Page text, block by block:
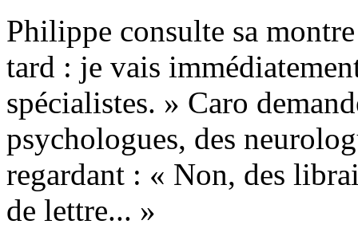
Philippe consulte sa
tard : je vais
spécialistes. » Caro
psychologues, des
regardant : « Non, des
de lettre... »